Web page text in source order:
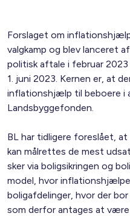
Forslaget om
valgkamp og blev lanceret
politisk aftale i februar
1. juni 2023. Kernen er, at
inflationshjælp til beboere i
Landsbyggefonden.
BL har tidligere foreslået,
kan målrettes de mest
sker via boligsikringen og
model, hvor
boligafdelinger, hvor der
som derfor antages at